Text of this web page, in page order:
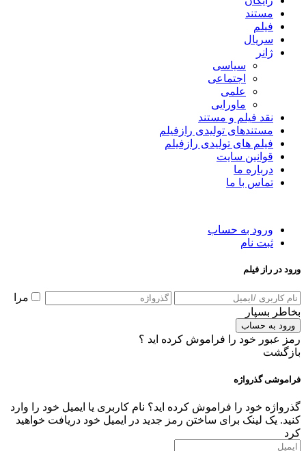
مستند
فیلم
سریال
ژانر
سیاسی
اجتماعی
علمی
ماورایی
نقد فیلم و مستند
مستندهای تولیدی رازفیلم
فیلم های تولیدی رازفیلم
قوانین سایت
درباره ما
تماس با ما
ورود به حساب
ثبت نام
ورود در راز فیلم
مرا
بخاطر بسپار
ورود به حساب
رمز عبور خود را فراموش کرده اید ؟
بازگشت
فراموشی گذرواژه
گذرواژه خود را فراموش کرده اید؟ نام کاربری یا ایمیل خود را وارد
کنید. یک لینک برای ساختن رمز جدید در ایمیل خود دریافت خواهید
کرد